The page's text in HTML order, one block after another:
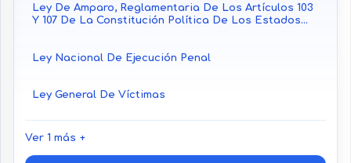
Ley De Amparo, Reglamentaria De Los Artículos 103
Y 107 De La Constitución Política De Los Estados
Ley Nacional De Ejecución Penal
Ley General De Víctimas
Ver 1 más